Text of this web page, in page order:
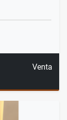
Venta